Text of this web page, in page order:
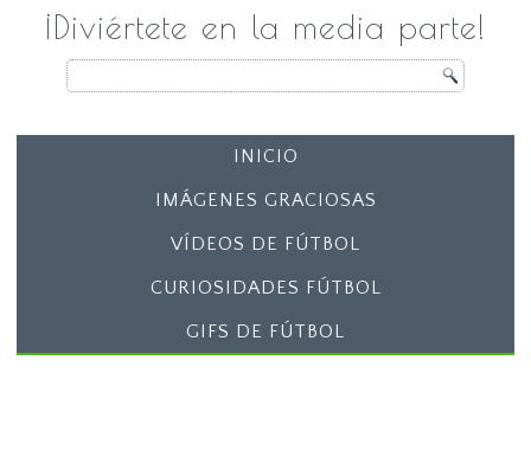
¡Diviértete en la media parte!
INICIO
IMÁGENES GRACIOSAS
VÍDEOS DE FÚTBOL
CURIOSIDADES FÚTBOL
GIFS DE FÚTBOL